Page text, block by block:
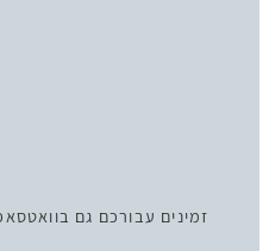
זמינים עבורכם גם